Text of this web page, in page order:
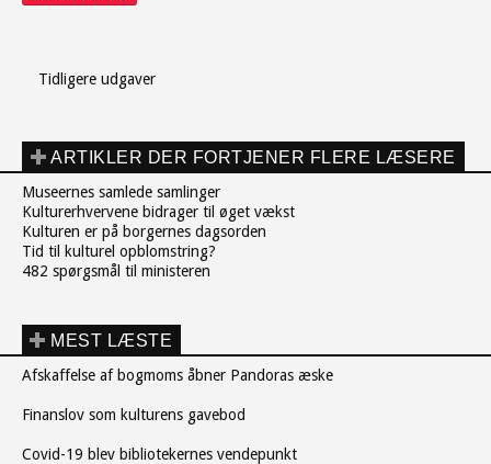
Tidligere udgaver
ARTIKLER DER FORTJENER FLERE LÆSERE
Museernes samlede samlinger
Kulturerhvervene bidrager til øget vækst
Kulturen er på borgernes dagsorden
Tid til kulturel opblomstring?
482 spørgsmål til ministeren
MEST LÆSTE
Afskaffelse af bogmoms åbner Pandoras æske
Finanslov som kulturens gavebod
Covid-19 blev bibliotekernes vendepunkt